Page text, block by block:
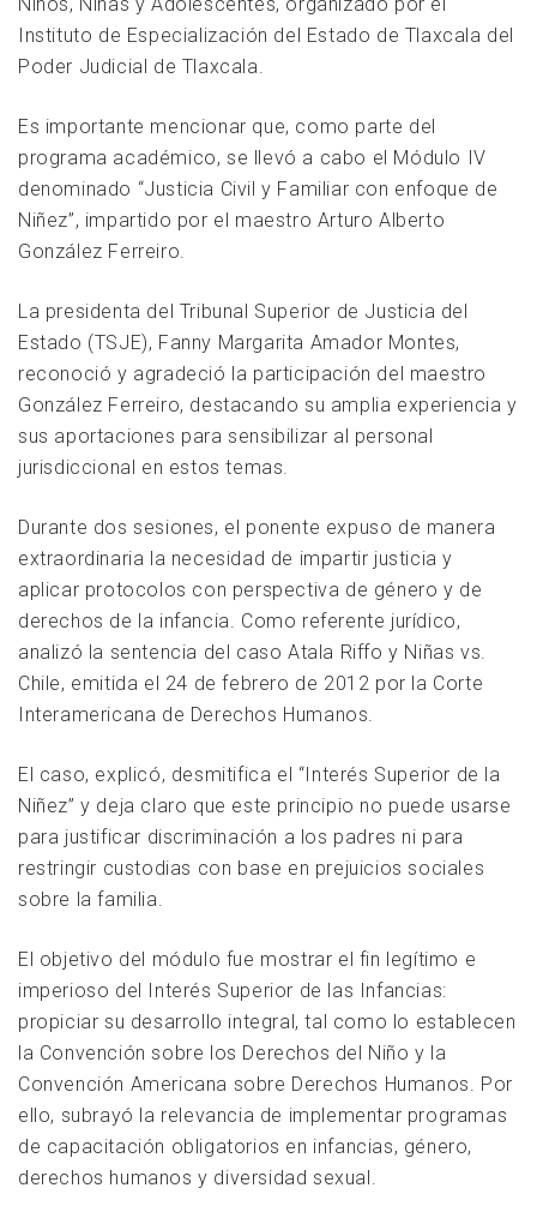
Instituto de Especialización del Estado de Tlaxcala del
Poder Judicial de Tlaxcala.
Es importante mencionar que, como parte del
programa académico, se llevó a cabo el Módulo IV
denominado “Justicia Civil y Familiar con enfoque de
Niñez”, impartido por el maestro Arturo Alberto
González Ferreiro.
La presidenta del Tribunal Superior de Justicia del
Estado (TSJE), Fanny Margarita Amador Montes,
reconoció y agradeció la participación del maestro
González Ferreiro, destacando su amplia experiencia y
sus aportaciones para sensibilizar al personal
jurisdiccional en estos temas.
Durante dos sesiones, el ponente expuso de manera
extraordinaria la necesidad de impartir justicia y
aplicar protocolos con perspectiva de género y de
derechos de la infancia. Como referente jurídico,
analizó la sentencia del caso Atala Riffo y Niñas vs.
Chile, emitida el 24 de febrero de 2012 por la Corte
Interamericana de Derechos Humanos.
El caso, explicó, desmitifica el “Interés Superior de la
Niñez” y deja claro que este principio no puede usarse
para justificar discriminación a los padres ni para
restringir custodias con base en prejuicios sociales
sobre la familia.
El objetivo del módulo fue mostrar el fin legítimo e
imperioso del Interés Superior de las Infancias:
propiciar su desarrollo integral, tal como lo establecen
la Convención sobre los Derechos del Niño y la
Convención Americana sobre Derechos Humanos. Por
ello, subrayó la relevancia de implementar programas
de capacitación obligatorios en infancias, género,
derechos humanos y diversidad sexual.